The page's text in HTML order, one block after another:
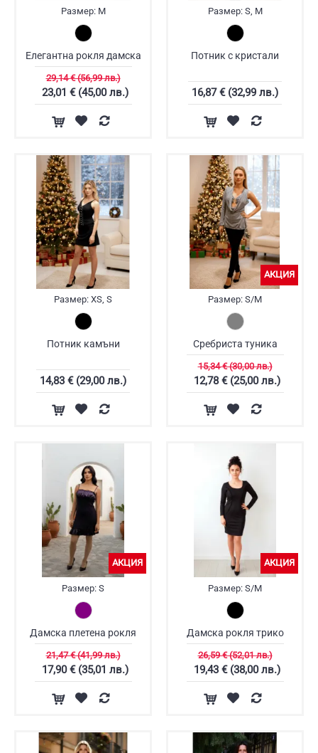
Размер:M
Елегантна рокля дамска
29,14 € (56,99 лв.)
23,01 € (45,00 лв.)
Размер:S, M
Потник с кристали
16,87 € (32,99 лв.)
Размер: XS, S
Потник камъни
14,83 € (29,00 лв.)
АКЦИЯ
Размер: S/M
Сребриста туника
15,34 € (30,00 лв.)
12,78 € (25,00 лв.)
АКЦИЯ
Размер: S
Дамска плетена рокля
21,47 € (41,99 лв.)
17,90 € (35,01 лв.)
АКЦИЯ
Размер: S/M
Дамска рокля трико
26,59 € (52,01 лв.)
19,43 € (38,00 лв.)